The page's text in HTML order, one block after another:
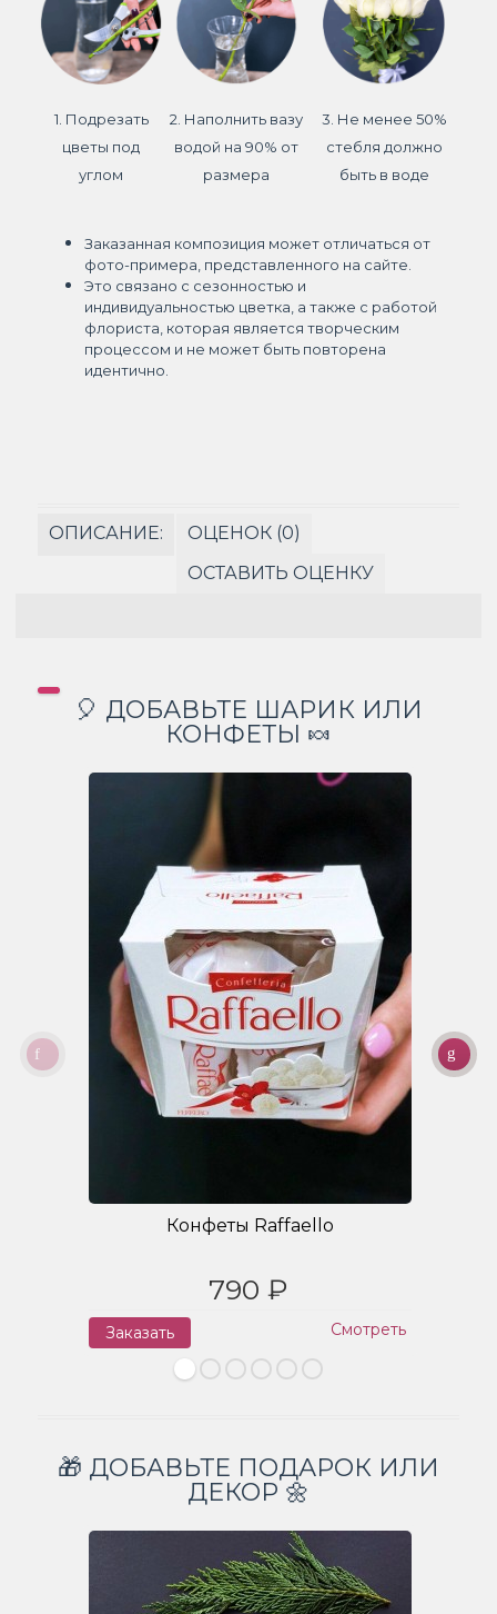
1. Подрезать
цветы под
углом
2. Наполнить вазу
водой на 90% от
размера
3. Не менее 50%
стебля должно
быть в воде
Заказанная композиция может отличаться от
фото-примера, представленного на сайте.
Это связано с сезонностью и
индивидуальностью цветка, а также с работой
флориста, которая является творческим
процессом и не может быть повторена
идентично.
ОПИСАНИЕ:
ОЦЕНОК (0)
ОСТАВИТЬ ОЦЕНКУ
🎈 ДОБАВЬТЕ ШАРИК ИЛИ
КОНФЕТЫ 🍬
Конфеты Raffaello
790 ₽
Заказать Смотреть
🎁 ДОБАВЬТЕ ПОДАРОК ИЛИ
ДЕКОР 🌼